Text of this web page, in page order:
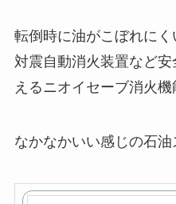
転倒時に油がこぼれにく
対震自動消火装置など
えるニオイセーブ消火機
なかなかいい感じの石